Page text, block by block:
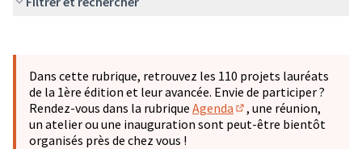
−
Dans cette rubrique, retrouvez les 110 projets lauréats
de la 1ère édition et leur avancée. Envie de participer ?
Rendez-vous dans la rubrique Agenda
(S'ouvre dans un
, une réunion,
un atelier ou une inauguration sont peut-être bientôt
organisés près de chez vous !